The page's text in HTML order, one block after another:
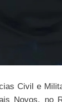
Civil e
Novos,